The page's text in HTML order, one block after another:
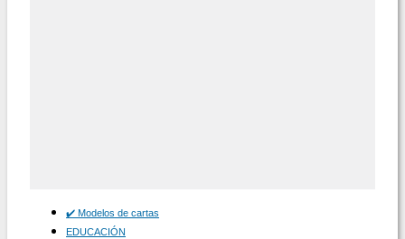
✔️ Modelos de cartas
EDUCACIÓN